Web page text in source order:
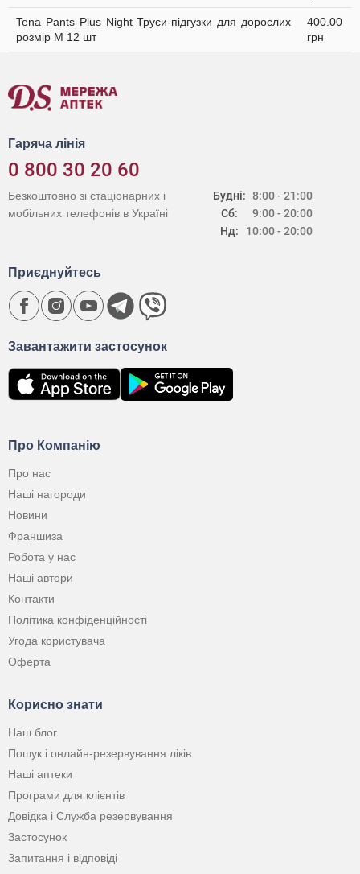
Tena Pants Plus Night Труси-підгузки для дорослих
розмір M 12 шт
400.00
грн
Гаряча лінія
0 800 30 20 60
Будні:
Сб:
Нд:
8:00 - 21:00
9:00 - 20:00
10:00 - 20:00
Безкоштовно зі стаціонарних і
мобільних телефонів в Україні
Про Компанію
Про нас
Наші нагороди
Новини
Франшиза
Робота у нас
Наші автори
Контакти
Політика конфіденційності
Угода користувача
Оферта
Корисно знати
Наш блог
Пошук і онлайн-резервування ліків
Наші аптеки
Програми для клієнтів
Довідка і Служба резервування
Застосунок
Запитання і відповіді
Завантажити застосунок
Приєднуйтесь